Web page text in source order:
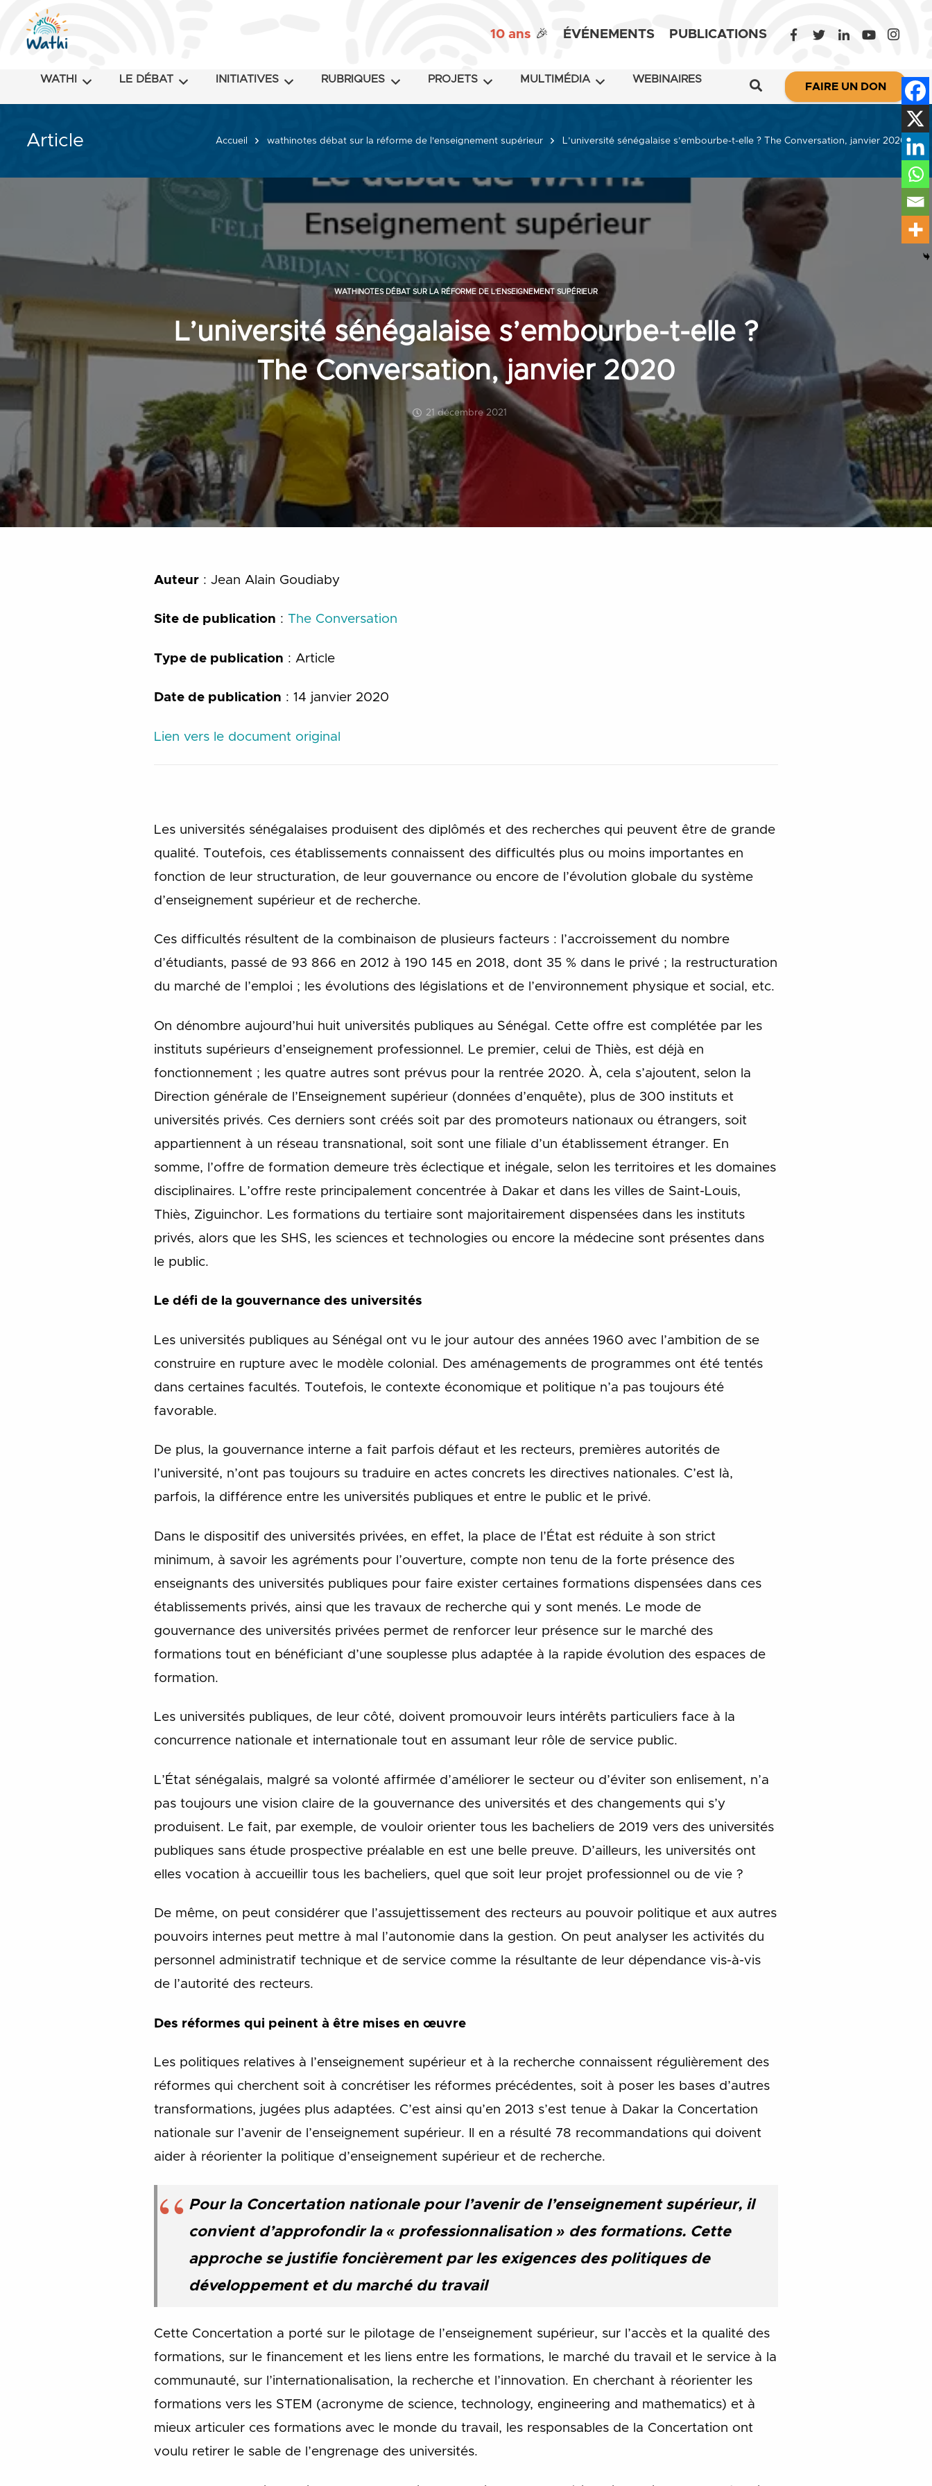
10 ans 🎉 ÉVÉNEMENTS PUBLICATIONS
WATHI LE DÉBAT INITIATIVES RUBRIQUES PROJETS MULTIMÉDIA WEBINAIRES
FAIRE UN DON
Article Accueil wathinotes débat sur la réforme de l'enseignement supérieur L’université sénégalaise s’embourbe-t-elle ? The Conversation, janvier 2020
L’université sénégalaise s’embourbe-t-elle ?
The Conversation, janvier 2020
21 décembre 2021
WATHINOTES DÉBAT SUR LA RÉFORME DE L'ENSEIGNEMENT SUPÉRIEUR
Auteur : Jean Alain Goudiaby
Site de publication : The Conversation
Type de publication : Article
Date de publication : 14 janvier 2020
Lien vers le document original
Les universités sénégalaises produisent des diplômés et des recherches qui peuvent être de grande
qualité. Toutefois, ces établissements connaissent des difficultés plus ou moins importantes en
fonction de leur structuration, de leur gouvernance ou encore de l’évolution globale du système
d’enseignement supérieur et de recherche.
Ces difficultés résultent de la combinaison de plusieurs facteurs : l’accroissement du nombre
d’étudiants, passé de 93 866 en 2012 à 190 145 en 2018, dont 35 % dans le privé ; la restructuration
du marché de l’emploi ; les évolutions des législations et de l’environnement physique et social, etc.
On dénombre aujourd’hui huit universités publiques au Sénégal. Cette offre est complétée par les
instituts supérieurs d’enseignement professionnel. Le premier, celui de Thiès, est déjà en
fonctionnement ; les quatre autres sont prévus pour la rentrée 2020. À, cela s’ajoutent, selon la
Direction générale de l’Enseignement supérieur (données d’enquête), plus de 300 instituts et
universités privés. Ces derniers sont créés soit par des promoteurs nationaux ou étrangers, soit
appartiennent à un réseau transnational, soit sont une filiale d’un établissement étranger. En
somme, l’offre de formation demeure très éclectique et inégale, selon les territoires et les domaines
disciplinaires. L’offre reste principalement concentrée à Dakar et dans les villes de Saint-Louis,
Thiès, Ziguinchor. Les formations du tertiaire sont majoritairement dispensées dans les instituts
privés, alors que les SHS, les sciences et technologies ou encore la médecine sont présentes dans
le public.
Le défi de la gouvernance des universités
Les universités publiques au Sénégal ont vu le jour autour des années 1960 avec l’ambition de se
construire en rupture avec le modèle colonial. Des aménagements de programmes ont été tentés
dans certaines facultés. Toutefois, le contexte économique et politique n’a pas toujours été
favorable.
De plus, la gouvernance interne a fait parfois défaut et les recteurs, premières autorités de
l’université, n’ont pas toujours su traduire en actes concrets les directives nationales. C’est là,
parfois, la différence entre les universités publiques et entre le public et le privé.
Dans le dispositif des universités privées, en effet, la place de l’État est réduite à son strict
minimum, à savoir les agréments pour l’ouverture, compte non tenu de la forte présence des
enseignants des universités publiques pour faire exister certaines formations dispensées dans ces
établissements privés, ainsi que les travaux de recherche qui y sont menés. Le mode de
gouvernance des universités privées permet de renforcer leur présence sur le marché des
formations tout en bénéficiant d’une souplesse plus adaptée à la rapide évolution des espaces de
formation.
Les universités publiques, de leur côté, doivent promouvoir leurs intérêts particuliers face à la
concurrence nationale et internationale tout en assumant leur rôle de service public.
L’État sénégalais, malgré sa volonté affirmée d’améliorer le secteur ou d’éviter son enlisement, n’a
pas toujours une vision claire de la gouvernance des universités et des changements qui s’y
produisent. Le fait, par exemple, de vouloir orienter tous les bacheliers de 2019 vers des universités
publiques sans étude prospective préalable en est une belle preuve. D’ailleurs, les universités ont
elles vocation à accueillir tous les bacheliers, quel que soit leur projet professionnel ou de vie ?
De même, on peut considérer que l’assujettissement des recteurs au pouvoir politique et aux autres
pouvoirs internes peut mettre à mal l’autonomie dans la gestion. On peut analyser les activités du
personnel administratif technique et de service comme la résultante de leur dépendance vis-à-vis
de l’autorité des recteurs.
Des réformes qui peinent à être mises en œuvre
Les politiques relatives à l’enseignement supérieur et à la recherche connaissent régulièrement des
réformes qui cherchent soit à concrétiser les réformes précédentes, soit à poser les bases d’autres
transformations, jugées plus adaptées. C’est ainsi qu’en 2013 s’est tenue à Dakar la Concertation
nationale sur l’avenir de l’enseignement supérieur. Il en a résulté 78 recommandations qui doivent
aider à réorienter la politique d’enseignement supérieur et de recherche.
Pour la Concertation nationale pour l’avenir de l’enseignement supérieur, il
convient d’approfondir la « professionnalisation » des formations. Cette
approche se justifie foncièrement par les exigences des politiques de
développement et du marché du travail
Cette Concertation a porté sur le pilotage de l’enseignement supérieur, sur l’accès et la qualité des
formations, sur le financement et les liens entre les formations, le marché du travail et le service à la
communauté, sur l’internationalisation, la recherche et l’innovation. En cherchant à réorienter les
formations vers les STEM (acronyme de science, technology, engineering and mathematics) et à
mieux articuler ces formations avec le monde du travail, les responsables de la Concertation ont
voulu retirer le sable de l’engrenage des universités.